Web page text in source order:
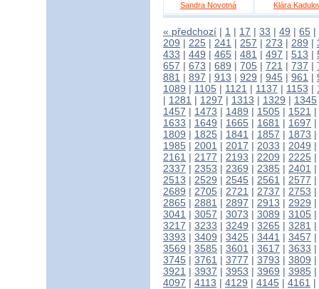
Sandra Novotná Klára
« předchozí | 1 | 17 | 33 | 49 | 65 |
209 | 225 | 241 | 257 | 273 | 289 |
433 | 449 | 465 | 481 | 497 | 513 |
657 | 673 | 689 | 705 | 721 | 737 |
881 | 897 | 913 | 929 | 945 | 961 |
1089 | 1105 | 1121 | 1137 | 1153 |
| 1281 | 1297 | 1313 | 1329 | 1345
1457 | 1473 | 1489 | 1505 | 1521 |
1633 | 1649 | 1665 | 1681 | 1697 |
1809 | 1825 | 1841 | 1857 | 1873 |
1985 | 2001 | 2017 | 2033 | 2049 |
2161 | 2177 | 2193 | 2209 | 2225 |
2337 | 2353 | 2369 | 2385 | 2401 |
2513 | 2529 | 2545 | 2561 | 2577 |
2689 | 2705 | 2721 | 2737 | 2753 |
2865 | 2881 | 2897 | 2913 | 2929 |
3041 | 3057 | 3073 | 3089 | 3105 |
3217 | 3233 | 3249 | 3265 | 3281 |
3393 | 3409 | 3425 | 3441 | 3457 |
3569 | 3585 | 3601 | 3617 | 3633 |
3745 | 3761 | 3777 | 3793 | 3809 |
3921 | 3937 | 3953 | 3969 | 3985 |
4097 | 4113 | 4129 | 4145 | 4161 |